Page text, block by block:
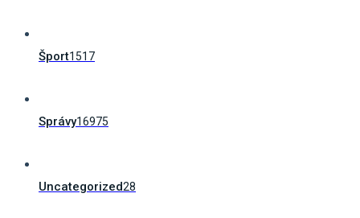
Šport1517
Správy16975
Uncategorized28